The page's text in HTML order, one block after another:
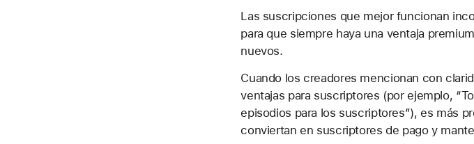
Las suscripciones que mejor funcionan
para que siempre haya una ventaja
nuevos.
Cuando los creadores mencionan con
ventajas para suscriptores (por ejemplo,
episodios para los suscriptores”), es más
conviertan en suscriptores de pago y